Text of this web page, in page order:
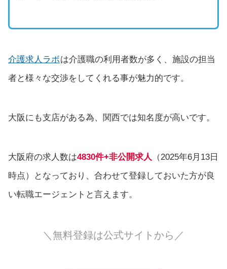
介護求人ラボは介護職の利用者数が多く、施設の担当
者と様々な交渉をしてくれる事が魅力的です。
大阪にも支店がある為、関西では知名度が高いです。
大阪府の求人数は4830件+非公開求人
（2025年6月13日
時点）となっており、合わせて登録しておいた方が良
い転職エージェントと言えます。
＼無料登録は公式サイトから／